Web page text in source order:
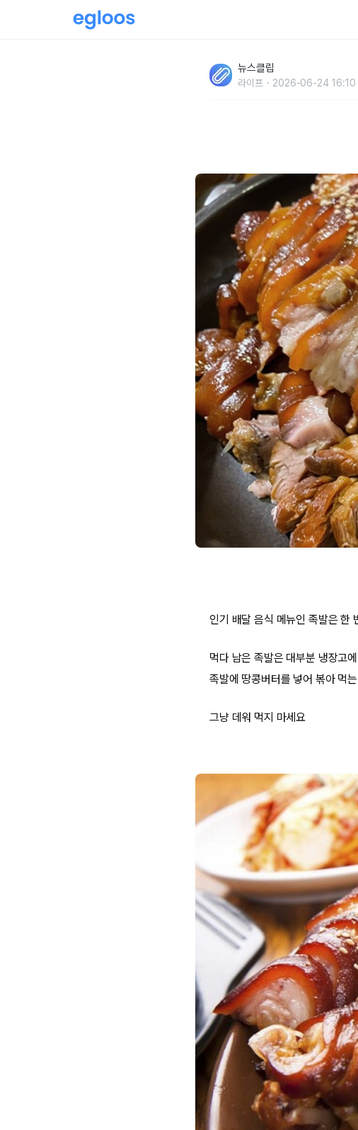
뉴스클립
라이프 2026-06-24 16:10
인기 배달 음식 메뉴인 족발은 한
먹다 남은 족발은 대부분 냉장고
족발에 땅콩버터를 넣어 볶아 먹
그냥 데워 먹지 마세요